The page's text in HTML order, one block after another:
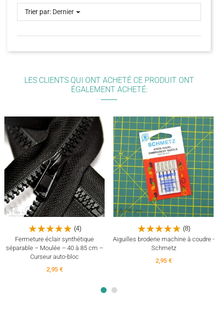
Trier par: Dernier
LES CLIENTS QUI ONT ACHETÉ CE PRODUIT ONT
ÉGALEMENT ACHETÉ:
(4)
Fermeture éclair synthétique
séparable – Moulée – 40 à 85 cm –
Curseur auto-bloc
2,95 €
(8)
Aiguilles broderie machine à coudre -
Schmetz
2,95 €